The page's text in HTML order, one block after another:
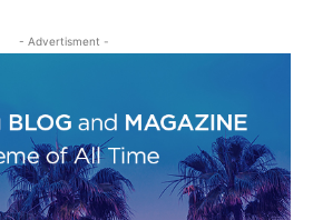
- Advertisment -